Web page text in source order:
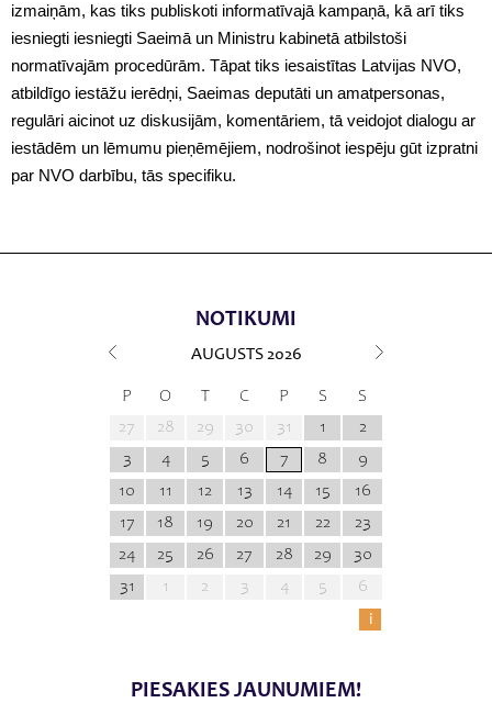
izmaiņām, kas tiks publiskoti informatīvajā kampaņā, kā arī tiks
iesniegti iesniegti Saeimā un Ministru kabinetā atbilstoši
normatīvajām procedūrām. Tāpat tiks iesaistītas Latvijas NVO,
atbildīgo iestāžu ierēdņi, Saeimas deputāti un amatpersonas,
regulāri aicinot uz diskusijām, komentāriem, tā veidojot dialogu ar
iestādēm un lēmumu pieņēmējiem, nodrošinot iespēju gūt izpratni
par NVO darbību, tās specifiku.
NOTIKUMI
AUGUSTS 2026
P O T C P S
S
27
28 29 30 31 1
2
3
4 5 6 7 8
9
10
11 12 13 14 15
16
17
18 19 20 21 22
23
24
25 26 27 28 29
30
31
1 2 3 4 5
6
i
PIESAKIES JAUNUMIEM!